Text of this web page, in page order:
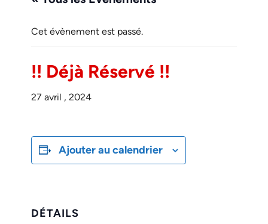
Cet évènement est passé.
!! Déjà Réservé !!
27 avril , 2024
Ajouter au calendrier
DÉTAILS